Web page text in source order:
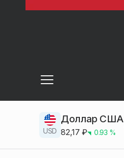
USD
Доллар США
82,17 ₽ 0.93 %